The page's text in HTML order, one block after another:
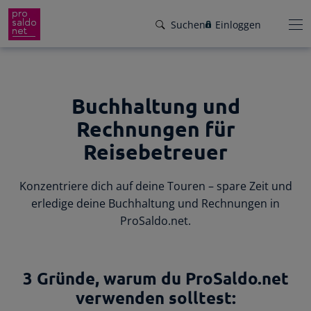
Wir helfen dir!
Von Buchungsbeispielen über HowTo-
Videos bis zu persönlichem Support per E-
Mail, Telefon oder Live-Chat.
Rechnungen schreiben
Rechnungen im Handumdrehen
Service
Rückenwind für den Weg in die
Selbstständigkeit: ProSaldo.net für
Effiziente Zusammenarbeit
Facebook
Instagram
LinkedIn
YouTube
Suchen Einloggen
Buchhaltung und
Rechnungen für
Reisebetreuer
Konzentriere dich auf deine Touren – spare Zeit und
erledige deine Buchhaltung und Rechnungen in
ProSaldo.net.
3 Gründe, warum du ProSaldo.net
verwenden solltest: